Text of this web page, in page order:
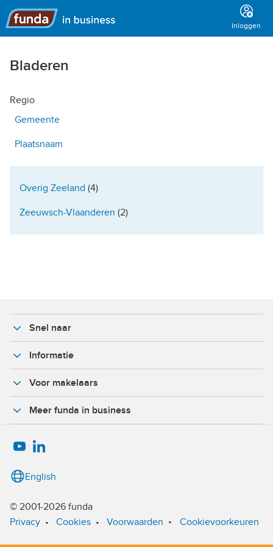
Hoofdmenu
Inloggen
Bladeren
Regio
Gemeente
Plaatsnaam
Overig Zeeland (4)
Zeeuwsch-Vlaanderen (2)
Snel naar
Informatie
Voor makelaars
Meer funda in business
© 2001-2026 funda
Privacy • Cookies • Voorwaarden • Cookievoorkeuren
English